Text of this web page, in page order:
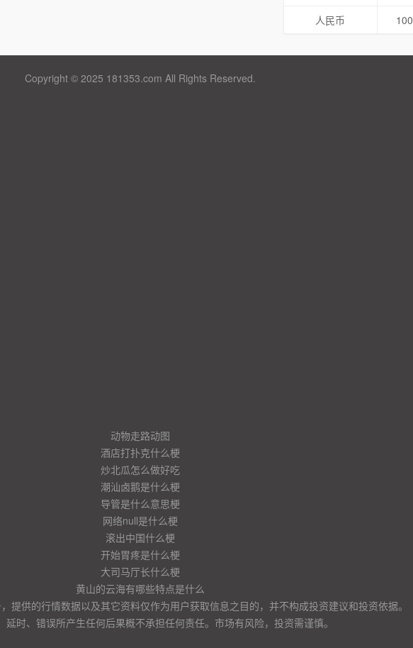
人民币
100
Copyright © 2025 181353.com All Rights Reserved.
动物走路动图
酒店打扑克什么梗
炒北瓜怎么做好吃
潮汕卤鹅是什么梗
导管是什么意思梗
网络null是什么梗
滚出中国什么梗
开始胃疼是什么梗
大司马厅长什么梗
黄山的云海有哪些特点是什么
提供的行情数据以及其它资料仅作为用户获取信息之目的，并不构成投资建议和投资依据。
延时、错误所产生任何后果概不承担任何责任。市场有风险，投资需谨慎。